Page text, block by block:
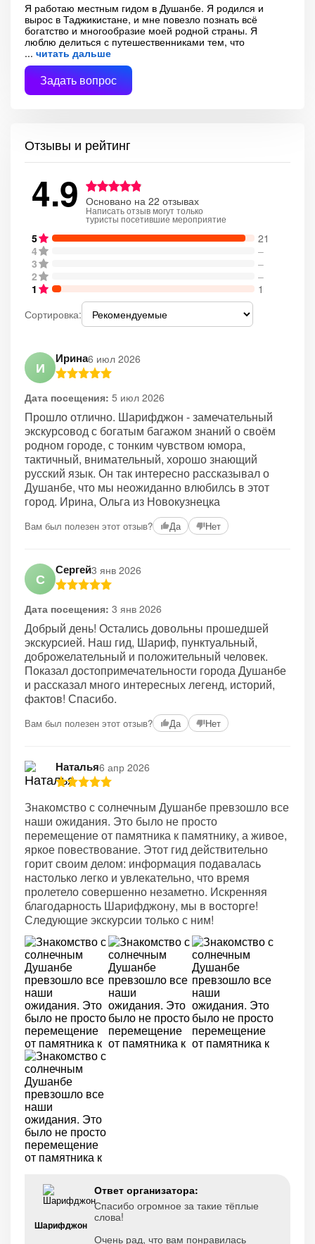
Я работаю местным гидом в Душанбе. Я родился и
вырос в Таджикистане, и мне повезло познать всё
богатство и многообразие моей родной страны. Я
люблю делиться с путешественниками тем, что
читать дальше
Задать вопрос
Отзывы и рейтинг
4.9 Основано на 22 отзывах
Написать отзыв могут только
туристы посетившие мероприятие
5
21
4
–
3
–
2
–
1
1
Сортировка:
И
Ирина6 июл 2026
Дата посещения: 5 июл 2026
Прошло отлично. Шарифджон - замечательный
экскурсовод с богатым багажом знаний о своём
родном городе, с тонким чувством юмора,
тактичный, внимательный, хорошо знающий
русский язык. Он так интересно рассказывал о
Душанбе, что мы неожиданно влюбилсь в этот
город. Ирина, Ольга из Новокузнецка
Вам был полезен этот отзыв? Да Нет
С
Сергей3 янв 2026
Дата посещения: 3 янв 2026
Добрый день! Остались довольны прошедшей
экскурсией. Наш гид, Шариф, пунктуальный,
доброжелательный и положительный человек.
Показал достопримечательности города Душанбе
и рассказал много интересных легенд, историй,
фактов! Спасибо.
Вам был полезен этот отзыв? Да Нет
Наталья6 апр 2026
Знакомство с солнечным Душанбе превзошло все
наши ожидания. Это было не просто
перемещение от памятника к памятнику, а живое,
яркое повествование. Этот гид действительно
горит своим делом: информация подавалась
настолько легко и увлекательно, что время
пролетело совершенно незаметно. Искренняя
благодарность Шарифджону, мы в восторге!
Следующие экскурсии только с ним!
Шарифджон
Ответ организатора:
Спасибо огромное за такие тёплые
слова!
Очень рад, что вам понравилась